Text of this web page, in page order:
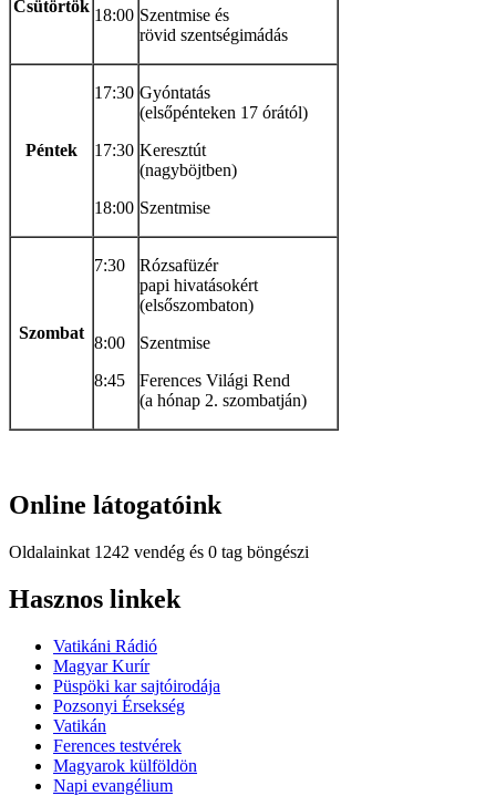
Csütörtök 18:00 Szentmise és
rövid szentségimádás
Péntek
17:30
17:30
18:00
Gyóntatás
(elsőpénteken 17 órától)
Keresztút
(nagyböjtben)
Szentmise
Szombat
7:30
8:00
8:45
Rózsafüzér
papi hivatásokért
(elsőszombaton)
Szentmise
Ferences Világi Rend
(a hónap 2. szombatján)
Online látogatóink
Oldalainkat 1242 vendég és 0 tag böngészi
Hindi
Blue
سكس
سكس
مترجم
سكس
مصري
Hasznos linkek
Vatikáni Rádió
Magyar Kurír
Püspöki kar sajtóirodája
Pozsonyi Érsekség
Vatikán
Ferences testvérek
Magyarok külföldön
Napi evangélium